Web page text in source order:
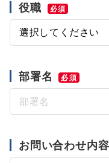
役職 必須
部署名 必須
お問い合わせ内容